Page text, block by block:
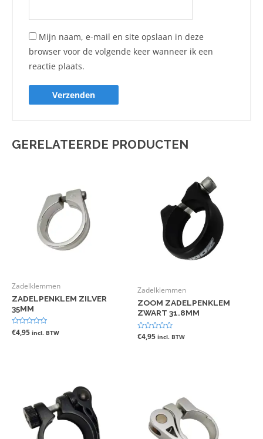
Mijn naam, e-mail en site opslaan in deze
browser voor de volgende keer wanneer ik een
reactie plaats.
GERELATEERDE PRODUCTEN
Zadelklemmen
ZADELPENKLEM ZILVER
35MM
Gewaardeerd
0
€4,95 incl. BTW
Zadelklemmen
ZOOM ZADELPENKLEM
ZWART 31.8MM
Gewaardeerd
€4,95 incl. BTW